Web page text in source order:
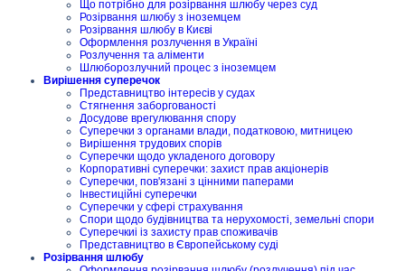
Що потрібно для розірвання шлюбу через суд
Розірвання шлюбу з іноземцем
Розірвання шлюбу в Києві
Оформлення розлучення в Україні
Розлучення та аліменти
Шлюборозлучний процес з іноземцем
Вирішення суперечок
Представництво інтересів у судах
Стягнення заборгованості
Досудове врегулювання спору
Суперечки з органами влади, податковою, митницею
Вирішення трудових спорів
Суперечки щодо укладеного договору
Корпоративні суперечки: захист прав акціонерів
Суперечки, пов'язані з цінними паперами
Інвестиційні суперечки
Суперечки у сфері страхування
Спори щодо будівництва та нерухомості, земельні спори
Суперечкиі із захисту прав споживачів
Представництво в Європейському суді
Розірвання шлюбу